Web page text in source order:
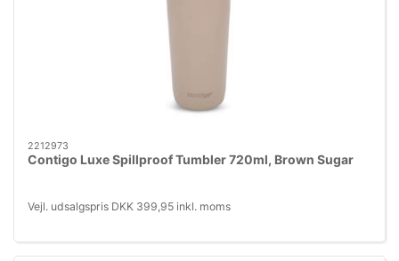
2212973
Contigo Luxe Spillproof Tumbler 720ml, Brown Sugar
Vejl. udsalgspris DKK 399,95 inkl. moms